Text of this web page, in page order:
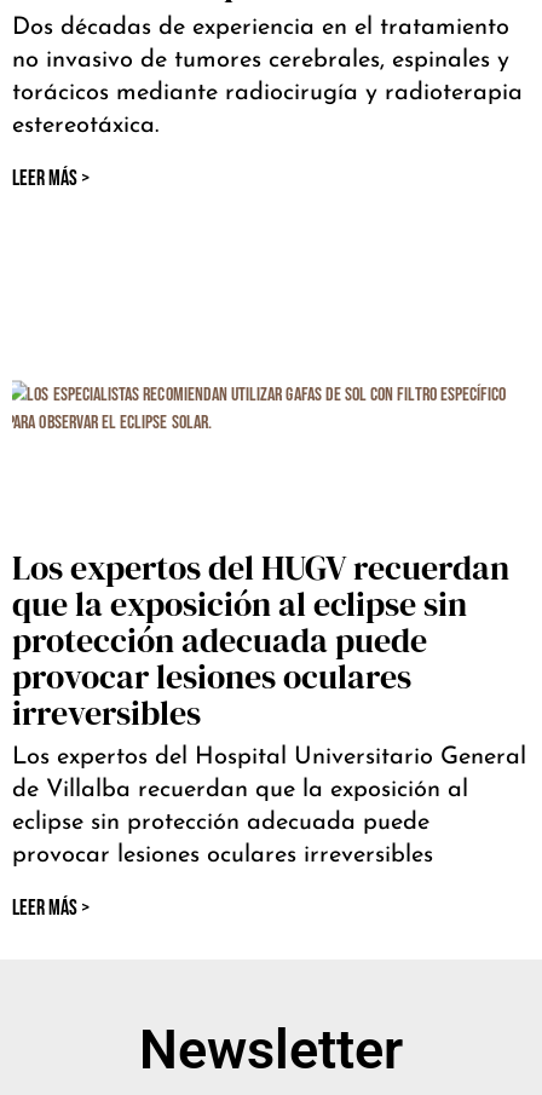
Dos décadas de experiencia en el tratamiento
no invasivo de tumores cerebrales, espinales y
torácicos mediante radiocirugía y radioterapia
estereotáxica.
LEER MÁS >
Los expertos del HUGV recuerdan
que la exposición al eclipse sin
protección adecuada puede
provocar lesiones oculares
irreversibles
Los expertos del Hospital Universitario General
de Villalba recuerdan que la exposición al
eclipse sin protección adecuada puede
provocar lesiones oculares irreversibles
LEER MÁS >
Newsletter